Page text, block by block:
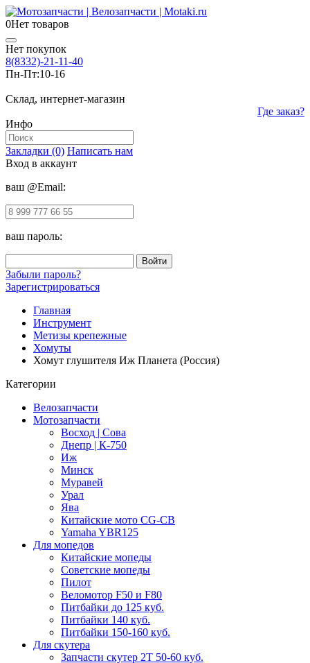
0Нет товаров
Нет покупок
8(8332)-21-11-40
Пн-Пт:10-16
Склад, интернет-магазин
Где заказ?
Инфо
Закладки (0) Написать нам
Вход в аккаунт
ваш @Email:
ваш пароль:
Забыли пароль?
Зарегистрироваться
Главная
Инструмент
Метизы крепежные
Хомуты
Хомут глушителя Иж Планета (Россия)
Категории
Велозапчасти
Мотозапчасти
Восход | Сова
Днепр | К-750
Иж
Минск
Муравей
Урал
Ява
Китайские мото CG-CB
Yamaha YBR125
Для мопедов
Китайские мопеды
Советские мопеды
Пилот
Веломотор F50 и F80
Питбайки до 125 куб.
Питбайки 140 куб.
Питбайки 150-160 куб.
Для скутера
Запчасти скутер 2Т 50-60 куб.